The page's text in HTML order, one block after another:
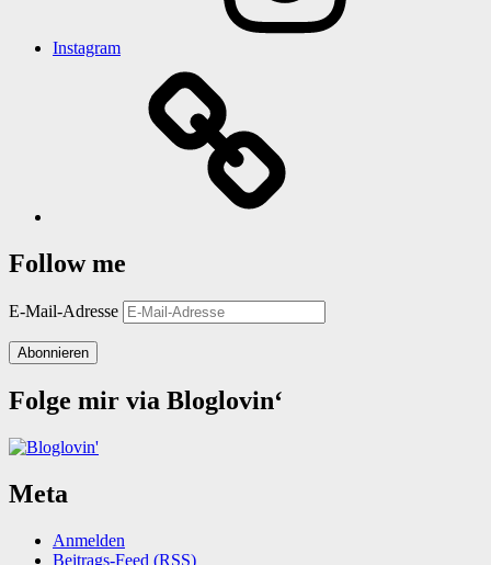
Instagram
Follow me
E-Mail-Adresse
Abonnieren
Folge mir via Bloglovin‘
Meta
Anmelden
Beitrags-Feed (RSS)